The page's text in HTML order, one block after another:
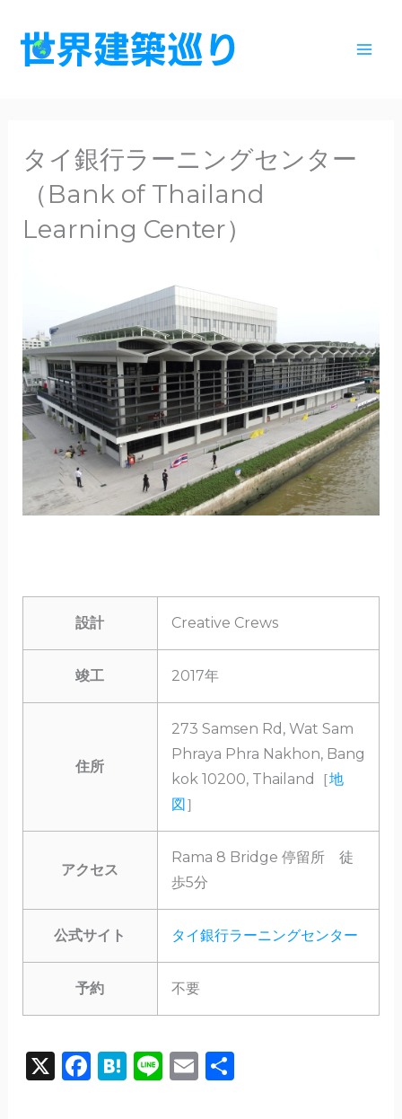
タイ銀行ラーニングセンター
（Bank of Thailand
Learning Center）
設計 Creative Crews
竣工 2017年
住所
273 Samsen Rd, Wat Sam
Phraya Phra Nakhon, Bang
kok 10200, Thailand［地
図］
アクセス
Rama 8 Bridge 停留所 徒
歩5分
公式サイト タイ銀行ラーニングセンター
予約 不要
F
E
Li
H
X
共